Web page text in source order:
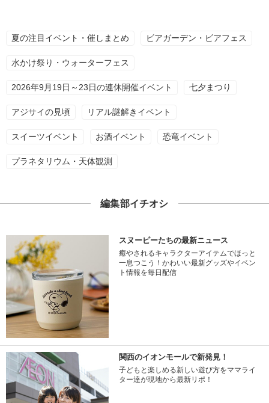
夏の注目イベント・催しまとめ ビアガーデン・ビアフェス
水かけ祭り・ウォーターフェス
2026年9月19日～23日の連休開催イベント 七夕まつり
アジサイの見頃 リアル謎解きイベント
スイーツイベント お酒イベント 恐竜イベント
プラネタリウム・天体観測
編集部イチオシ
スヌーピーたちの最新ニュース
癒やされるキャラクターアイテムでほっと
一息つこう！かわいい最新グッズやイベン
ト情報を毎日配信
関西のイオンモールで新発見！
子どもと楽しめる新しい遊び方をママライ
ター達が現地から最新リポ！